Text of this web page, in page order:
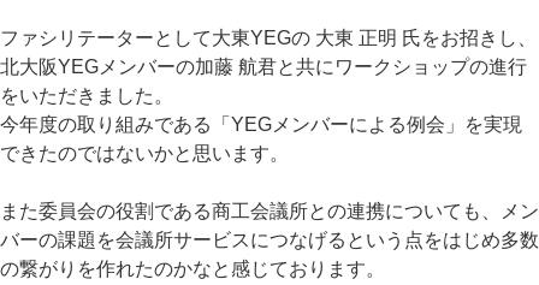
ファシリテーターとして大東YEGの 大東 正明 氏をお招きし、
北大阪YEGメンバーの加藤 航君と共にワークショップの進行
をいただきました。
今年度の取り組みである「YEGメンバーによる例会」を実現
できたのではないかと思います。
また委員会の役割である商工会議所との連携についても、メン
バーの課題を会議所サービスにつなげるという点をはじめ多数
の繋がりを作れたのかなと感じております。